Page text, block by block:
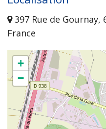
397 Rue de Gournay,
France
+
−